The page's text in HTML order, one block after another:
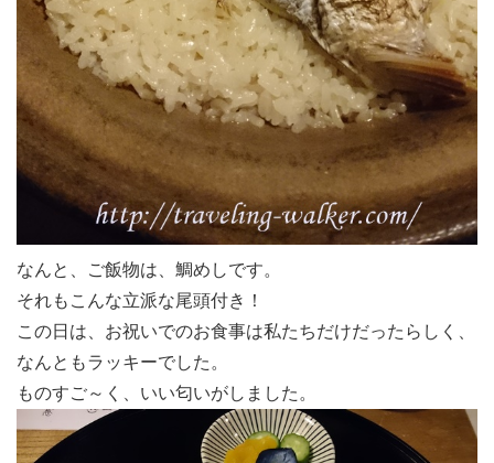
なんと、ご飯物は、鯛めしです。
それもこんな立派な尾頭付き！
この日は、お祝いでのお食事は私たちだけだったらしく、
なんともラッキーでした。
ものすご～く、いい匂いがしました。